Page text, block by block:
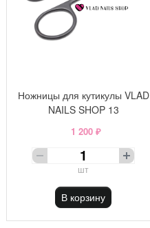
Ножницы для кутикулы VLAD
NAILS SHOP 13
1 200 ₽
шт
В корзину